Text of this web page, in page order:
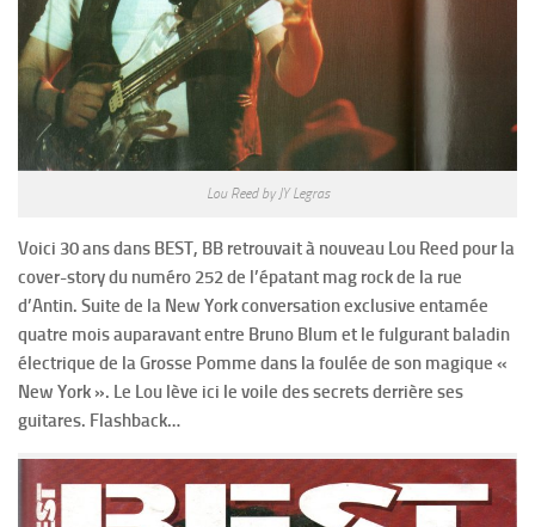
Lou Reed by JY Legras
Voici 30 ans dans BEST, BB retrouvait à nouveau Lou Reed pour la
cover-story du numéro 252 de l’épatant mag rock de la rue
d’Antin. Suite de la New York conversation exclusive entamée
quatre mois auparavant entre Bruno Blum et le fulgurant baladin
électrique de la Grosse Pomme dans la foulée de son magique «
New York ». Le Lou lève ici le voile des secrets derrière ses
guitares. Flashback…